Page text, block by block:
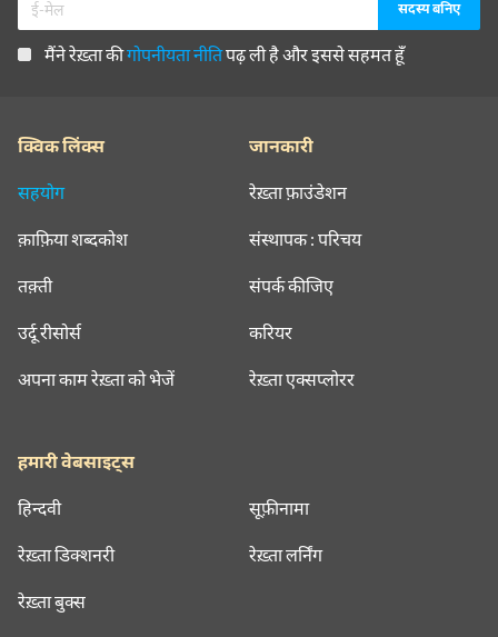
मैंने रेख़्ता कीगोपनीयता नीतिपढ़ ली है और इससे सहमत हूँ
क्विक लिंक्स
सहयोग
क़ाफ़िया शब्दकोश
तक़्ती
उर्दू रीसोर्स
अपना काम रेख़्ता को भेजें
जानकारी
रेख़्ता फ़ाउंडेशन
संस्थापक : परिचय
संपर्क कीजिए
करियर
रेख़्ता एक्सप्लोरर
हमारी वेबसाइट्स
हिन्दवी सूफ़ीनामा
रेख़्ता डिक्शनरी रेख़्ता लर्निंग
रेख़्ता बुक्स